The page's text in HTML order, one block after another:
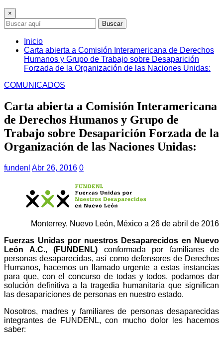
×
Buscar
Inicio
Carta abierta a Comisión Interamericana de Derechos
Humanos y Grupo de Trabajo sobre Desaparición
Forzada de la Organización de las Naciones Unidas:
COMUNICADOS
Carta abierta a Comisión Interamericana
de Derechos Humanos y Grupo de
Trabajo sobre Desaparición Forzada de la
Organización de las Naciones Unidas:
fundenl Abr 26, 2016 0
Monterrey, Nuevo León, México a 26 de abril de 2016
Fuerzas Unidas por nuestros Desaparecidos en Nuevo
León A.C., (FUNDENL) conformada por familiares de
personas desaparecidas, así como defensores de Derechos
Humanos, hacemos un llamado urgente a estas instancias
para que, con el concurso de todas y todos, podamos dar
solución definitiva a la tragedia humanitaria que significan
las desapariciones de personas en nuestro estado.
Nosotros, madres y familiares de personas desaparecidas
integrantes de FUNDENL, con mucho dolor les hacemos
saber: